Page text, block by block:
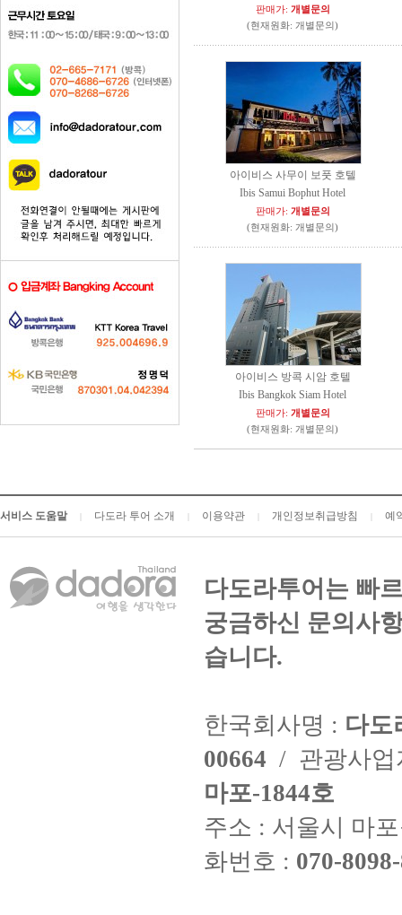
판매가: 개별문의
(현재원화: 개별문의)
아이비스 사무이 보풋 호텔
Ibis Samui Bophut Hotel
판매가: 개별문의
(현재원화: 개별문의)
아이비스 방콕 시암 호텔
Ibis Bangkok Siam Hotel
판매가: 개별문의
(현재원화: 개별문의)
서비스 도움말 다도라 투어 소개 이용약관 개인정보취급방침 예
다도라투어는 빠
궁금하신 문의사
습니다.
한국회사명 : 다도
00664 / 관광사
마포-1844호
주소 : 서울시 마
화번호 : 070-